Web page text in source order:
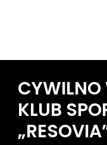
KLUB